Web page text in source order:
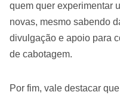
quem quer experimentar
novas, mesmo sabendo
divulgação e apoio para
de cabotagem.
Por fim, vale destacar